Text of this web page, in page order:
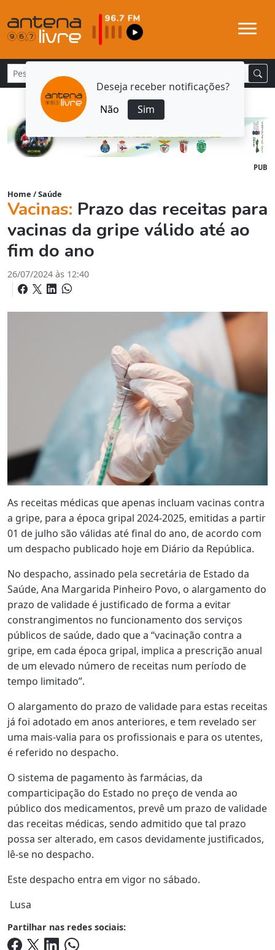
Deseja receber notificações?
Não
Sim
PUB
Home /Saúde
Vacinas: Prazo das receitas para
vacinas da gripe válido até ao
fim do ano
26/07/2024 às 12:40
As receitas médicas que apenas incluam vacinas contra
a gripe, para a época gripal 2024-2025, emitidas a partir
01 de julho são válidas até final do ano, de acordo com
um despacho publicado hoje em Diário da República.
No despacho, assinado pela secretária de Estado da
Saúde, Ana Margarida Pinheiro Povo, o alargamento do
prazo de validade é justificado de forma a evitar
constrangimentos no funcionamento dos serviços
públicos de saúde, dado que a “vacinação contra a
gripe, em cada época gripal, implica a prescrição anual
de um elevado número de receitas num período de
tempo limitado”.
O alargamento do prazo de validade para estas receitas
já foi adotado em anos anteriores, e tem revelado ser
uma mais-valia para os profissionais e para os utentes,
é referido no despacho.
O sistema de pagamento às farmácias, da
comparticipação do Estado no preço de venda ao
público dos medicamentos, prevê um prazo de validade
das receitas médicas, sendo admitido que tal prazo
possa ser alterado, em casos devidamente justificados,
lê-se no despacho.
Este despacho entra em vigor no sábado.
Lusa
Partilhar nas redes sociais: